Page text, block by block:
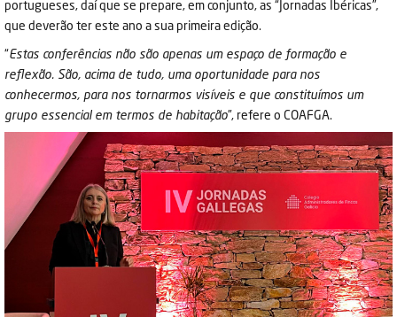
portugueses, daí que se prepare, em conjunto, as “Jornadas Ibéricas”,
que deverão ter este ano a sua primeira edição.
“Estas conferências não são apenas um espaço de formação e
reflexão. São, acima de tudo, uma oportunidade para nos
conhecermos, para nos tornarmos visíveis e que constituímos um
grupo essencial em termos de habitação”, refere o COAFGA.